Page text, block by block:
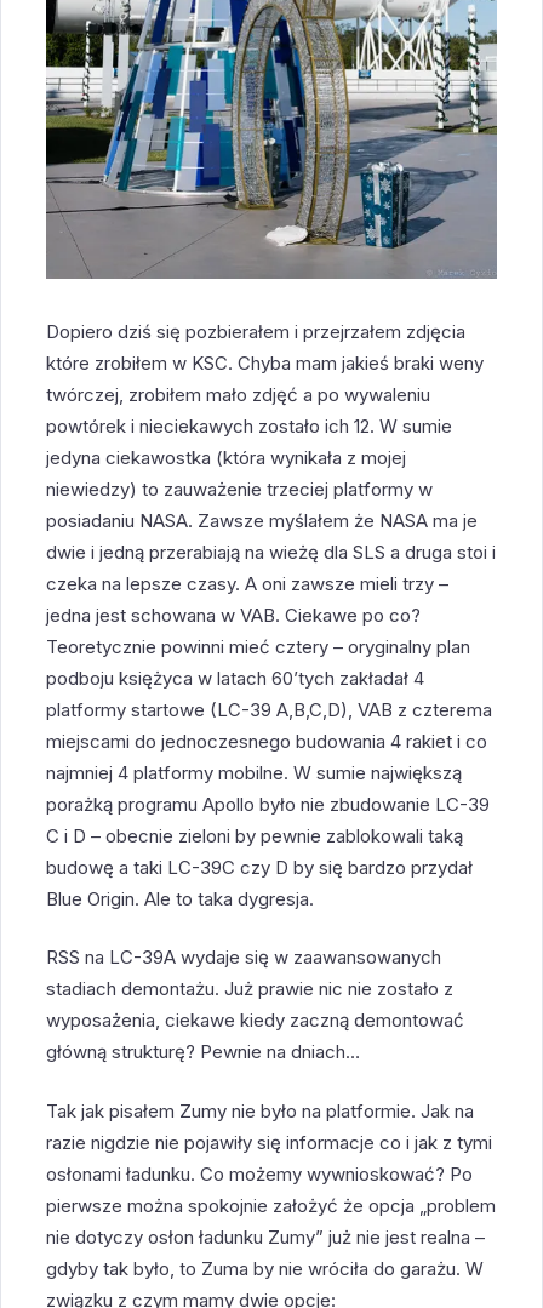
Dopiero dziś się pozbierałem i przejrzałem zdjęcia
które zrobiłem w KSC. Chyba mam jakieś braki weny
twórczej, zrobiłem mało zdjęć a po wywaleniu
powtórek i nieciekawych zostało ich 12. W sumie
jedyna ciekawostka (która wynikała z mojej
niewiedzy) to zauważenie trzeciej platformy w
posiadaniu NASA. Zawsze myślałem że NASA ma je
dwie i jedną przerabiają na wieżę dla SLS a druga stoi i
czeka na lepsze czasy. A oni zawsze mieli trzy –
jedna jest schowana w VAB. Ciekawe po co?
Teoretycznie powinni mieć cztery – oryginalny plan
podboju księżyca w latach 60’tych zakładał 4
platformy startowe (LC-39 A,B,C,D), VAB z czterema
miejscami do jednoczesnego budowania 4 rakiet i co
najmniej 4 platformy mobilne. W sumie największą
porażką programu Apollo było nie zbudowanie LC-39
C i D – obecnie zieloni by pewnie zablokowali taką
budowę a taki LC-39C czy D by się bardzo przydał
Blue Origin. Ale to taka dygresja.
RSS na LC-39A wydaje się w zaawansowanych
stadiach demontażu. Już prawie nic nie zostało z
wyposażenia, ciekawe kiedy zaczną demontować
główną strukturę? Pewnie na dniach…
Tak jak pisałem Zumy nie było na platformie. Jak na
razie nigdzie nie pojawiły się informacje co i jak z tymi
osłonami ładunku. Co możemy wywnioskować? Po
pierwsze można spokojnie założyć że opcja „problem
nie dotyczy osłon ładunku Zumy” już nie jest realna –
gdyby tak było, to Zuma by nie wróciła do garażu. W
związku z czym mamy dwie opcje: